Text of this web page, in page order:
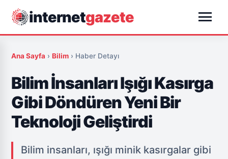
internetgazete menu
Ana Sayfa ›Bilim › Haber Detayı
Bilim İnsanları Işığı Kasırga
Gibi Döndüren Yeni Bir
Teknoloji Geliştirdi
Bilim insanları, ışığı minik kasırgalar gibi